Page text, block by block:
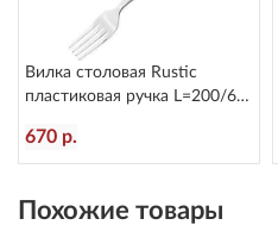
Вилка столовая Rustic
пластиковая ручка L=200/60
670 р.
Похожие товары